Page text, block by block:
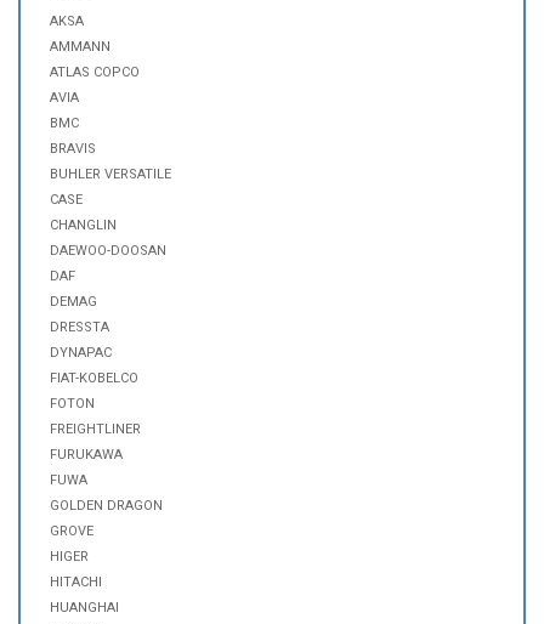
AKSA
AMMANN
ATLAS COPCO
AVIA
BMC
BRAVIS
BUHLER VERSATILE
CASE
CHANGLIN
DAEWOO-DOOSAN
DAF
DEMAG
DRESSTA
DYNAPAC
FIAT-KOBELCO
FOTON
FREIGHTLINER
FURUKAWA
FUWA
GOLDEN DRAGON
GROVE
HIGER
HITACHI
HUANGHAI